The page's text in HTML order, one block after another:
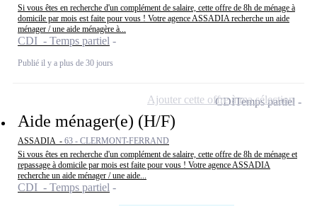
Si vous êtes en recherche d'un complément de salaire, cette offre de 8h de ménage à
domicile par mois est faite pour vous ! Votre agence ASSADIA recherche un aide
ménager / une aide ménagère à...
CDI - Temps partiel
Publié il y a plus de 30 jours
Aide ménager(e) (H/F)
ASSADIA - 63 - CLERMONT-FERRAND
Si vous êtes en recherche d'un complément de salaire, cette offre de 8h de ménage et
repassage à domicile par mois est faite pour vous ! Votre agence ASSADIA
recherche un aide ménager / une aide...
CDI - Temps partiel
CDITemps partiel
Ajouter cette offre à ma sélection